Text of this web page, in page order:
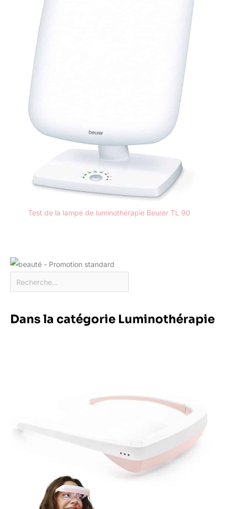
Test de la lampe de luminothérapie Beurer TL 90
Dans la catégorie Luminothérapie